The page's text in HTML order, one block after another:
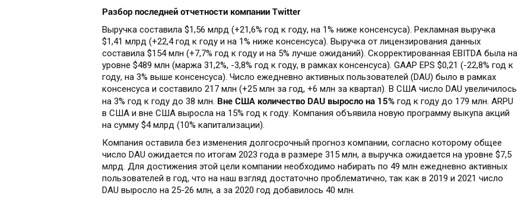
Разбор последней отчетности компании Twitter
Выручка составила $1,56 млрд (+21,6% год к году, на 1% ниже консенсуса). Рекламная выручка
$1,41 млрд (+22,4 год к году и на 1% ниже консенсуса). Выручка от лицензирования данных
составила $154 млн (+7,7% год к году и на 5% лучше ожиданий). Скорректированная EBITDA была на
уровне $489 млн (маржа 31,2%, -3,8% год к году, в рамках консенсуса). GAAP EPS $0,21 (-22,8% год к
году, на 3% выше консенсуса). Число ежедневно активных пользователей (DAU) было в рамках
консенсуса и составило 217 млн (+25 млн за год, +6 млн за квартал). В США число DAU увеличилось
на 3% год к году до 38 млн. Вне США количество DAU выросло на 15% год к году до 179 млн. ARPU
в США и вне США выросла на 15% год к году. Компания объявила новую программу выкупа акций
на сумму $4 млрд (10% капитализации).
Компания оставила без изменения долгосрочный прогноз компании, согласно которому общее
число DAU ожидается по итогам 2023 года в размере 315 млн, а выручка ожидается на уровне $7,5
млрд. Для достижения этой цели компании необходимо набирать по 49 млн ежедневно активных
пользователей в год, что на наш взгляд достаточно проблематично, так как в 2019 и 2021 число
DAU выросло на 25-26 млн, а за 2020 год добавилось 40 млн.